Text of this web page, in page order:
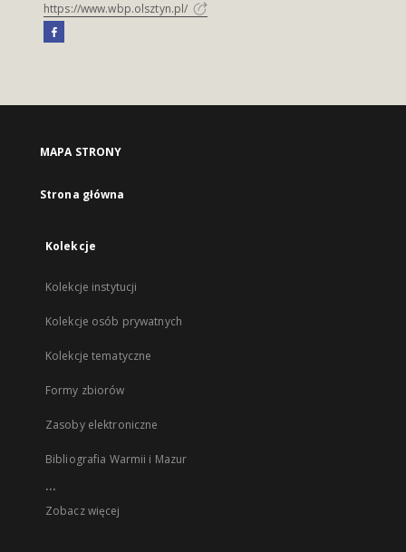
https://www.wbp.olsztyn.pl/
MAPA STRONY
Strona główna
Kolekcje
Kolekcje instytucji
Kolekcje osób prywatnych
Kolekcje tematyczne
Formy zbiorów
Zasoby elektroniczne
Bibliografia Warmii i Mazur
...
Zobacz więcej